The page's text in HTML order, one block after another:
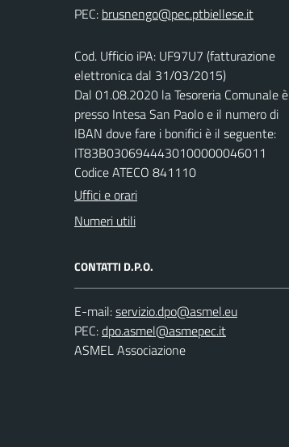
PEC:
Cod. Ufficio iPA: UF97U7 (fatturazione
elettronica dal 31/03/2015)
Dal 01.08.2020 la Tesoreria Comunale è
presso Intesa San Paolo e il numero di
IBAN dove fare i bonifici è il seguente:
IT83B0306944430100000046011
Codice ATECO 841110
Uffici e orari
Numeri utili
CONTATTI D.P.O.
E-mail:
PEC:
ASMEL Associazione